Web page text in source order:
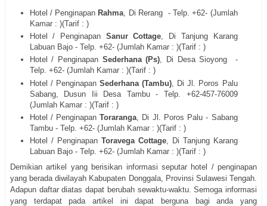
Hotel / Penginapan Rahma , Di Rerang - Telp. +62- (Jumlah
Kamar : )(Tarif : )
Hotel / Penginapan Sanur Cottage, Di Tanjung Karang
Labuan Bajo - Telp. +62- (Jumlah Kamar : )(Tarif : )
Hotel / Penginapan Sederhana (Ps), Di Desa Sioyong
-
Telp. +62- (Jumlah Kamar : )(Tarif : )
Hotel / Penginapan Sederhana (Tambu) , Di Jl. Poros Palu
Sabang, Dusun Iii Desa Tambu - Telp. +62-457-76009
(Jumlah Kamar : )(Tarif : )
Hotel / PenginapanToraranga , Di Jl. Poros Palu - Sabang
Tambu - Telp. +62- (Jumlah Kamar : )(Tarif : )
Hotel / Penginapan Toravega Cottage, Di Tanjung Karang
Labuan Bajo - Telp. +62- (Jumlah Kamar : )(Tarif : )
Demikian artikel yang berisikan informasi seputar hotel / penginapan
yang berada diwilayah Kabupaten Donggala, Provinsi Sulawesi Tengah.
Adapun daftar diatas dapat berubah sewaktu-waktu. Semoga informasi
yang terdapat pada artikel ini dapat berguna bagi anda yang